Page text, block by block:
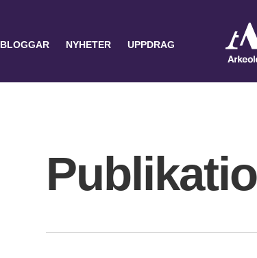
BLOGGAR NYHETER UPPDRAG